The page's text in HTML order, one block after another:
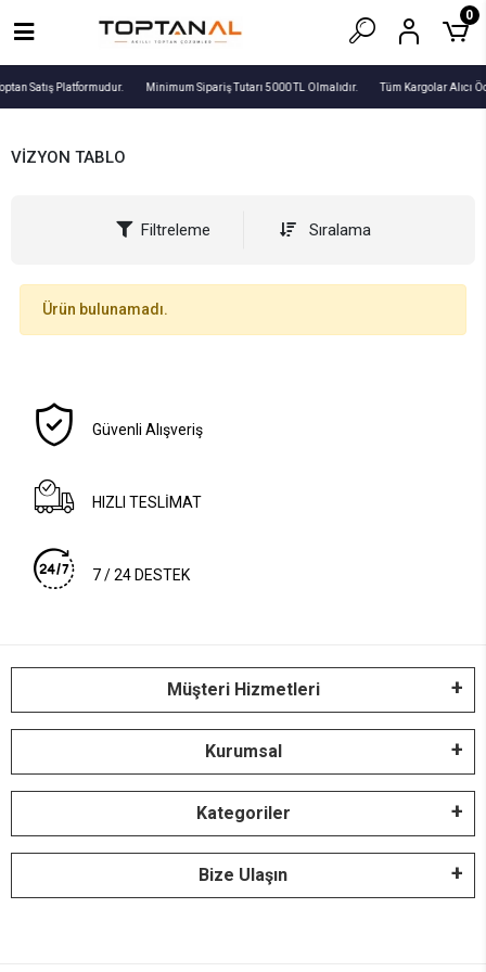
Satış Platformudur. Minimum Sipariş Tutarı 5000 TL Olmalıdır. Tüm Kargolar Alıcı
0
VİZYON TABLO
Filtreleme Sıralama
Ürün bulunamadı.
Güvenli Alışveriş
HIZLI TESLİMAT
7 / 24 DESTEK
Müşteri Hizmetleri
Kurumsal
Kategoriler
Bize Ulaşın